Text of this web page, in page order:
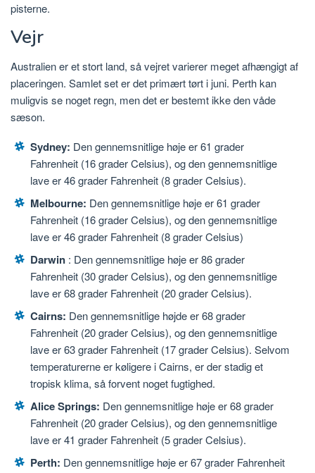
pisterne.
Vejr
Australien er et stort land, så vejret varierer meget afhængigt af
placeringen. Samlet set er det primært tørt i juni. Perth kan
muligvis se noget regn, men det er bestemt ikke den våde
sæson.
Sydney: Den gennemsnitlige høje er 61 grader
Fahrenheit (16 grader Celsius), og den gennemsnitlige
lave er 46 grader Fahrenheit (8 grader Celsius).
Melbourne: Den gennemsnitlige høje er 61 grader
Fahrenheit (16 grader Celsius), og den gennemsnitlige
lave er 46 grader Fahrenheit (8 grader Celsius)
Darwin : Den gennemsnitlige høje er 86 grader
Fahrenheit (30 grader Celsius), og den gennemsnitlige
lave er 68 grader Fahrenheit (20 grader Celsius).
Cairns: Den gennemsnitlige højde er 68 grader
Fahrenheit (20 grader Celsius), og den gennemsnitlige
lave er 63 grader Fahrenheit (17 grader Celsius). Selvom
temperaturerne er køligere i Cairns, er der stadig et
tropisk klima, så forvent noget fugtighed.
Alice Springs: Den gennemsnitlige høje er 68 grader
Fahrenheit (20 grader Celsius), og den gennemsnitlige
lave er 41 grader Fahrenheit (5 grader Celsius).
Perth: Den gennemsnitlige høje er 67 grader Fahrenheit